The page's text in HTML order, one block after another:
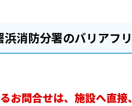
浜消防分署のバリアフ
お問合せは、施設へ直接